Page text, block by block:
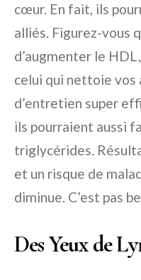
cœur. En fait, ils
alliés. Figurez-vous
d’augmenter le
celui qui nettoie vos
d’entretien super
ils pourraient aussi
triglycérides.
et un risque de
diminue. C’est pas
Des Yeux de